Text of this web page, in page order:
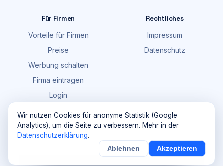
Für Firmen
Vorteile für Firmen
Preise
Werbung schalten
Firma eintragen
Login
Rechtliches
Impressum
Datenschutz
Maik Möhring Media · Ermatingen
Firmendaten teils © OpenStreetMap-Mitwirkende (ODbL)
Details Sichern ×
Wir nutzen Cookies für anonyme Statistik (Google
Analytics), um die Seite zu verbessern. Mehr in der
Datenschutzerklärung.
Ablehnen Akzeptieren